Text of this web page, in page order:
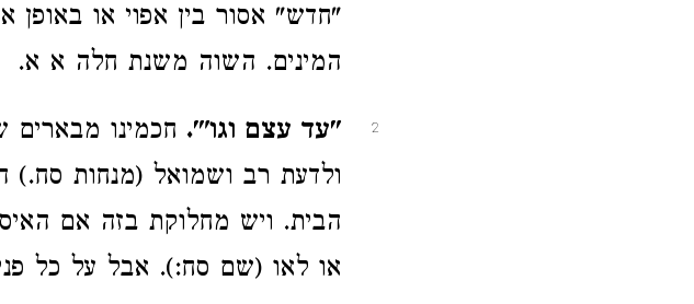
"חדש" אסור בין אפוי או
המינים. השוה משנת חלה א א.
2 "עד עצם וגו'". חכמינו
ולדעת רב ושמואל (מנחות סח.)
הבית. ויש מחלוקת בזה אם
או לאו (שם סח:). אבל על כל